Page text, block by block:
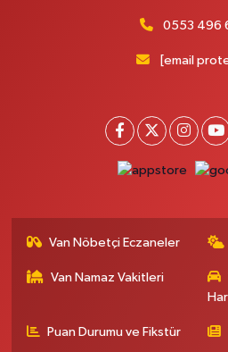
Akdamar Hastanesi Acil yanı. İpekyolu.
Yol Tarifi Al
Kışla Mah.Çınarlı Cad.1038 Sk.No:93 3-4
0 (432) 354 37 36 Yol Tarifi Al
BAHÇELİEVLER MAH.MUSLİH GÖRENTAŞ
0553 496
[email
Van Nöbetçi Eczaneler
Van Namaz Vakitleri
Puan Durumu ve Fikstür